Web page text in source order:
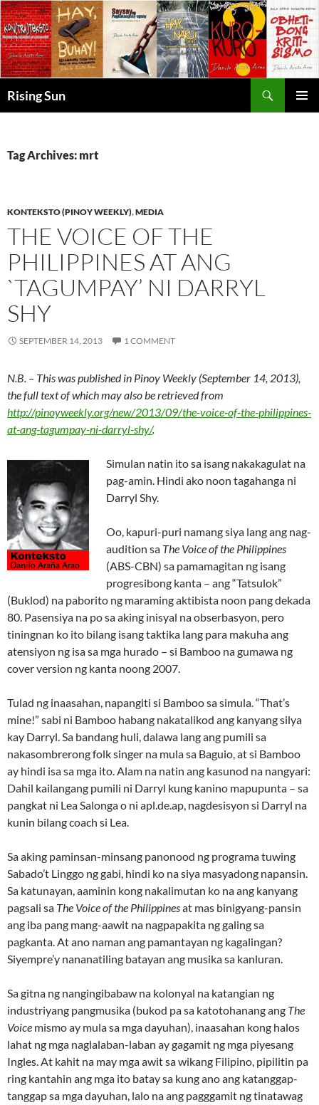
Skip
to
content
Rising Sun
Tag Archives: mrt
KONTEKSTO (PINOY WEEKLY),MEDIA
THE VOICE OF THE
PHILIPPINES AT ANG
`TAGUMPAY’ NI DARRYL
SHY
SEPTEMBER 14, 2013 1 COMMENT
N.B. – This was published in Pinoy Weekly (September 14, 2013),
the full text of which may also be retrieved from
http://pinoyweekly.org/new/2013/09/the-voice-of-the-philippines-
at-ang-tagumpay-ni-darryl-shy/.
Simulan natin ito sa isang nakakagulat na
pag-amin. Hindi ako noon tagahanga ni
Darryl Shy.
Oo, kapuri-puri namang siya lang ang nag-
audition sa The Voice of the Philippines
(ABS-CBN) sa pamamagitan ng isang
progresibong kanta – ang “Tatsulok”
(Buklod) na paborito ng maraming aktibista noon pang dekada
80. Pasensiya na po sa aking inisyal na obserbasyon, pero
tiningnan ko ito bilang isang taktika lang para makuha ang
atensiyon ng isa sa mga hurado – si Bamboo na gumawa ng
cover version ng kanta noong 2007.
Tulad ng inaasahan, napangiti si Bamboo sa simula. “That’s
mine!” sabi ni Bamboo habang nakatalikod ang kanyang silya
kay Darryl. Sa bandang huli, dalawa lang ang pumili sa
nakasombrerong folk singer na mula sa Baguio, at si Bamboo
ay hindi isa sa mga ito. Alam na natin ang kasunod na nangyari:
Dahil kailangang pumili ni Darryl kung kanino mapupunta – sa
pangkat ni Lea Salonga o ni apl.de.ap, nagdesisyon si Darryl na
kunin bilang coach si Lea.
Sa aking paminsan-minsang panonood ng programa tuwing
Sabado’t Linggo ng gabi, hindi ko na siya masyadong napansin.
Sa katunayan, aaminin kong nakalimutan ko na ang kanyang
pagsali sa The Voice of the Philippinesat mas binigyang-pansin
ang iba pang mang-aawit na nagpapakita ng galing sa
pagkanta. At ano naman ang pamantayan ng kagalingan?
Siyempre’y nananatiling batayan ang musika sa kanluran.
Sa gitna ng nangingibabaw na kolonyal na katangian ng
industriyang pangmusika (bukod pa sa katotohanang ang The
Voice mismo ay mula sa mga dayuhan), inaasahan kong halos
lahat ng mga naglalaban-laban ay gagamit ng mga piyesang
Ingles. At kahit na may mga awit sa wikang Filipino, pipilitin pa
ring kantahin ang mga ito batay sa kung ano ang katanggap-
tanggap sa mga dayuhan, lalo na ang pagggamit ng tinatawag